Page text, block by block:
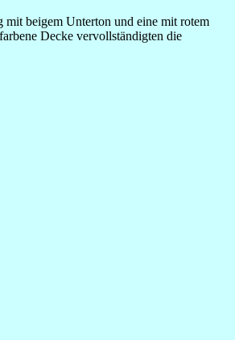
beigem Unterton und eine mit rotem
Decke vervollständigten die